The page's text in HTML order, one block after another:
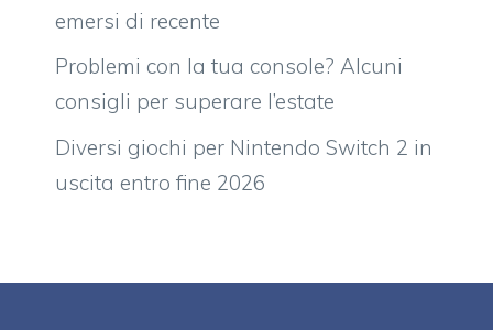
emersi di recente
Problemi con la tua console? Alcuni
consigli per superare l’estate
Diversi giochi per Nintendo Switch 2 in
uscita entro fine 2026